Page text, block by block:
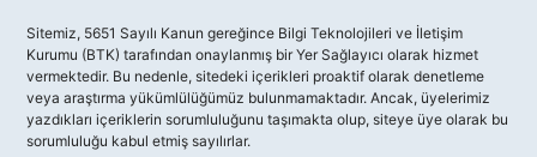
Sitemiz, 5651 Sayılı Kanun gereğince Bilgi Teknolojileri ve İletişim
Kurumu (BTK) tarafından onaylanmış bir Yer Sağlayıcı olarak hizmet
vermektedir. Bu nedenle, sitedeki içerikleri proaktif olarak denetleme
veya araştırma yükümlülüğümüz bulunmamaktadır. Ancak, üyelerimiz
yazdıkları içeriklerin sorumluluğunu taşımakta olup, siteye üye olarak bu
sorumluluğu kabul etmiş sayılırlar.